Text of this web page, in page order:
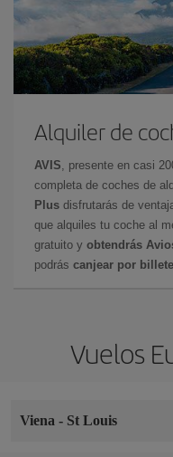
Alquiler de
AVIS , presente en casi
completa de coches de
Plus disfrutarás de
que alquiles tu coche al
gratuito y obtendrás
podrás canjear por
Vuelos
Viena - St Louis